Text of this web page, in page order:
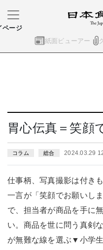
紙面ビューアー
ページ
胃心伝真＝笑顔
コラム 総合 2024.03.29
仕事柄、写真撮影は付き
一言が「笑顔でお願いし
で、担当者が商品を手に
い。商品を世に問う真剣
が無難な線を選ぶ▼小学